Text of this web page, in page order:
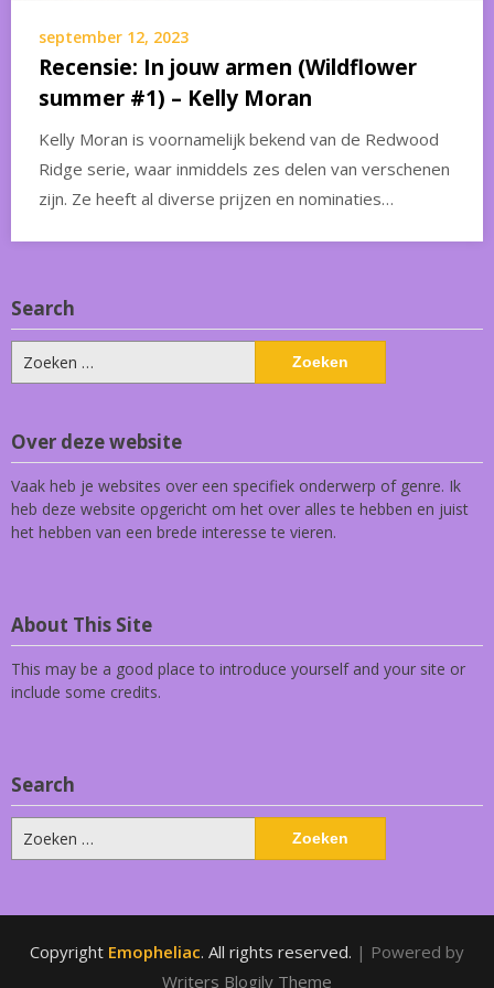
september 12, 2023
Recensie: In jouw armen (Wildflower
summer #1) – Kelly Moran
Kelly Moran is voornamelijk bekend van de Redwood
Ridge serie, waar inmiddels zes delen van verschenen
zijn. Ze heeft al diverse prijzen en nominaties…
Search
Zoeken
naar:
Over deze website
Vaak heb je websites over een specifiek onderwerp of genre. Ik
heb deze website opgericht om het over alles te hebben en juist
het hebben van een brede interesse te vieren.
About This Site
This may be a good place to introduce yourself and your site or
include some credits.
Search
Zoeken
naar:
Copyright Emopheliac. All rights reserved. | Powered by
Writers Blogily Theme